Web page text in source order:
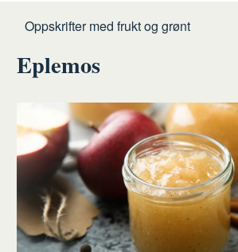
Hjem
Frukt
grønt
Oppskrifter med frukt og grønt
Eplemos